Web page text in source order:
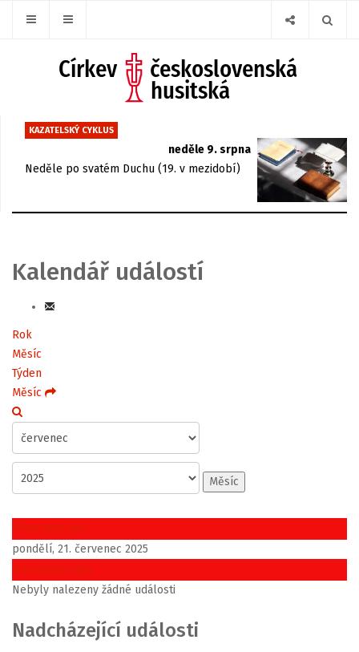
KAZATELSKÝ CYKLUS
neděle 9. srpna
Neděle po svatém Duchu (19. v mezidobí)
Kalendář událostí
Rok
Měsíc
Týden
Měsíc
Měsíc
Předchozí den
pondělí, 21. červenec 2025
Následující den
Nebyly nalezeny žádné události
Nadcházející události